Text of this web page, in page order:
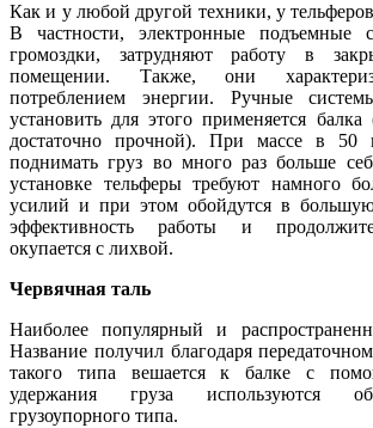
Как и у любой другой техники, у
В частности, электронные подъемные
громоздки, затрудняют работу в
помещении. Также, они
потреблением энергии. Ручные
установить для этого применяется
достаточно прочной). При массе в 50
поднимать груз во много раз больше
установке тельферы требуют намного
усилий и при этом обойдутся в
эффективность работы и
окупается с лихвой.
Червячная таль
Наиболее популярный и
Название получил благодаря
такого типа вешается к балке с
удержания груза используются
грузоупорного типа.